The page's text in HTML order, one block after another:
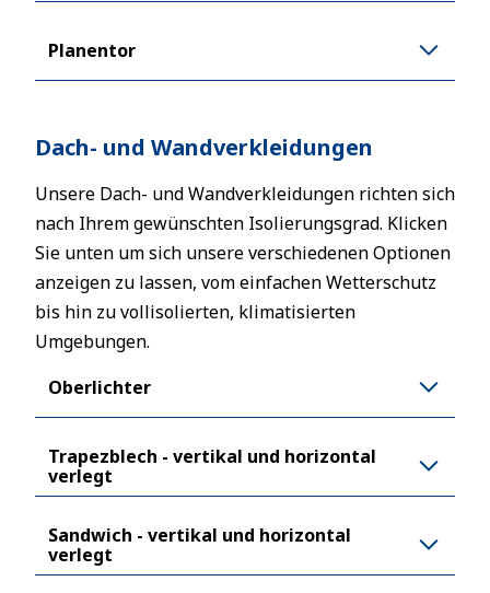
Planentor
Dach- und Wandverkleidungen
Unsere Dach- und Wandverkleidungen richten sich
nach Ihrem gewünschten Isolierungsgrad. Klicken
Sie unten um sich unsere verschiedenen Optionen
anzeigen zu lassen, vom einfachen Wetterschutz
bis hin zu vollisolierten, klimatisierten
Umgebungen.
Oberlichter
Trapezblech - vertikal und horizontal
verlegt
Sandwich - vertikal und horizontal
verlegt